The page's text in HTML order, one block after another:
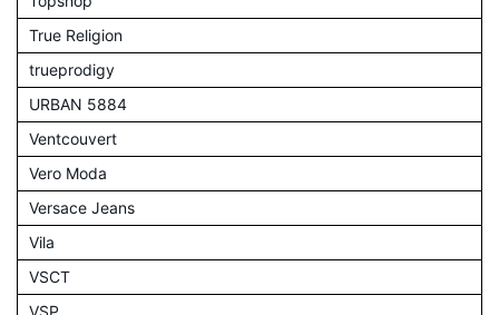
True Religion
trueprodigy
URBAN 5884
Ventcouvert
Vero Moda
Versace Jeans
Vila
VSCT
VSP